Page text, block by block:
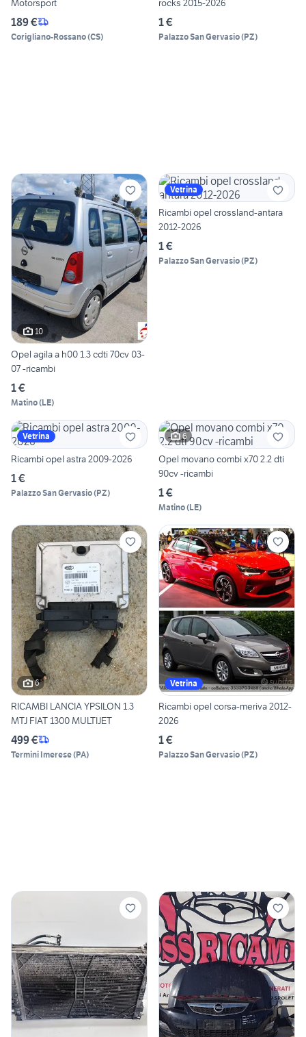
Motorsport
189 €
Corigliano-Rossano(CS)
rocks 2015-2026
1 €
Palazzo San Gervasio(PZ)
10
Opel agila a h00 1.3 cdti 70cv 03-
07 -ricambi
1 €
Matino(LE)
Vetrina
Ricambi opel crossland-antara
2012-2026
1 €
Palazzo San Gervasio(PZ)
Vetrina
Ricambi opel astra 2009-2026
1 €
Palazzo San Gervasio(PZ)
6
Opel movano combi x70 2.2 dti
90cv -ricambi
1 €
Matino(LE)
6
RICAMBI LANCIA YPSILON 1.3
MTJ FIAT 1300 MULTIJET
499 €
Termini Imerese(PA)
Vetrina
Ricambi opel corsa-meriva 2012-
2026
1 €
Palazzo San Gervasio(PZ)